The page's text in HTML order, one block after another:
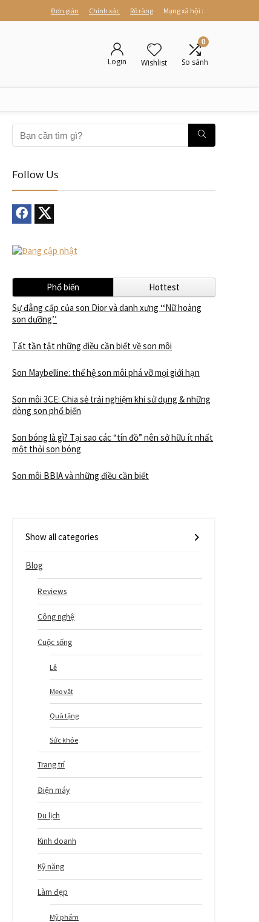
Đơn giản Chính xác Rõ ràng Mạng xã hội :
Login Wishlist
0
So sánh
Follow Us
Phổ biến
Hottest
Sự đẳng cấp của son Dior và danh xưng ‘‘Nữ hoàng
son dưỡng’’
Tất tần tật những điều cần biết về son môi
Son Maybelline: thế hệ son môi phá vỡ mọi giới hạn
Son môi 3CE: Chia sẻ trải nghiệm khi sử dụng & những
dòng son phổ biến
Son bóng là gì? Tại sao các “tín đồ” nên sở hữu ít nhất
một thỏi son bóng
Son môi BBIA và những điều cần biết
Show all categories
Blog
Reviews
Công nghệ
Cuộc sống
Lễ
Mẹo vặt
Quà tặng
Sức khỏe
Trang trí
Điện máy
Du lịch
Kinh doanh
Kỹ năng
Làm đẹp
Mỹ phẩm